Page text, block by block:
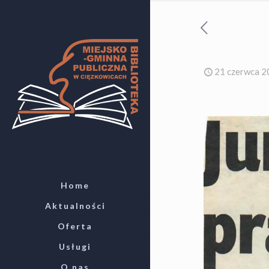
Home
Aktualności
Oferta
Usługi
O nas
21 czerwca